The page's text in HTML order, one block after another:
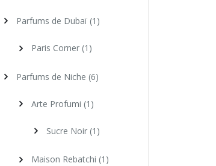
Parfums de Dubaï (1)
Paris Corner (1)
Parfums de Niche (6)
Arte Profumi (1)
Sucre Noir (1)
Maison Rebatchi (1)